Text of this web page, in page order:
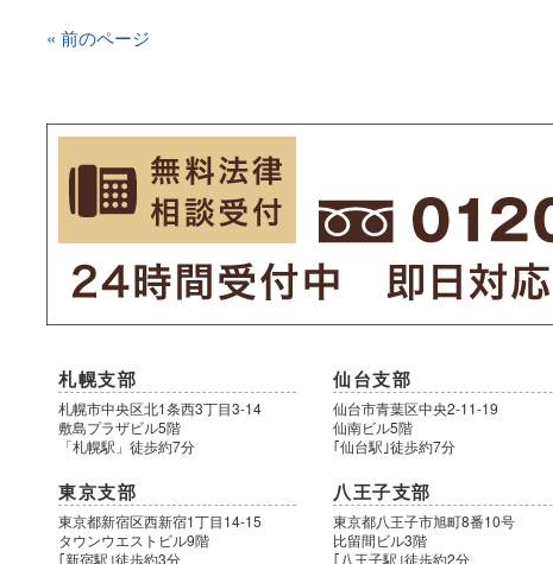
« 前のページ
札幌支部
札幌市中央区北1条西3丁目3-14
敷島プラザビル5階
「札幌駅」徒歩約7分
仙台支部
仙台市青葉区中央2-11-19
仙南ビル5階
｢仙台駅｣徒歩約7分
東京支部
東京都新宿区西新宿1丁目14-15
タウンウエストビル9階
｢新宿駅｣徒歩約3分
八王子支部
東京都八王子市旭町8番10号
比留間ビル3階
｢八王子駅｣徒歩約2分